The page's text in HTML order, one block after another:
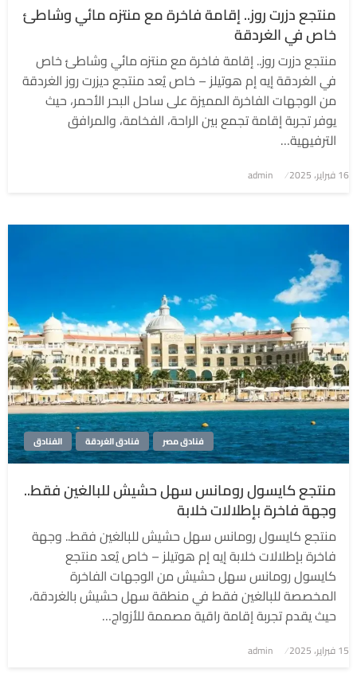
منتجع دزرت روز.. إقامة فاخرة مع منتزه مائي وشاطئ
خاص في الغردقة
منتجع دزرت روز.. إقامة فاخرة مع منتزه مائي وشاطئ خاص
في الغردقة إيه إم هوتيلز – خاص يُعد منتجع ديزرت روز الغردقة
من الوجهات الفاخرة المميزة على ساحل البحر الأحمر، حيث
يوفر تجربة إقامة تجمع بين الراحة، الفخامة، والمرافق
الترفيهية…
نُشر
16 فبراير، 2025 admin
الفنادق فنادق الغردقة فنادق مصر
منتجع كايسول رومانس سهل حشيش للبالغين فقط..
وجهة فاخرة بإطلالات خلابة
منتجع كايسول رومانس سهل حشيش للبالغين فقط.. وجهة
فاخرة بإطلالات خلابة إيه إم هوتيلز – خاص يُعد منتجع
كايسول رومانس سهل حشيش من الوجهات الفاخرة
المخصصة للبالغين فقط في منطقة سهل حشيش بالغردقة،
حيث يقدم تجربة إقامة راقية مصممة للأزواج…
نُشر
15 فبراير، 2025 admin